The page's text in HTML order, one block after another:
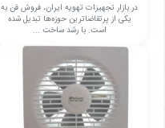
در بازار تجهیزات تهویه ایران، فروش فن به
یکی از پرتقاضاترین حوزه‌ها تبدیل شده
است. با رشد ساخت ...